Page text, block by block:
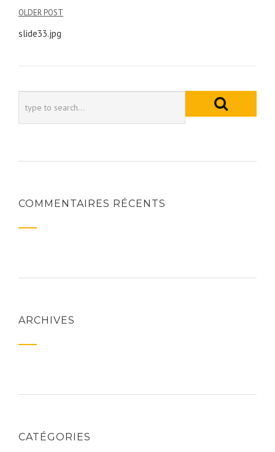
Navigation
de
OLDER POST
slide33.jpg
COMMENTAIRES RÉCENTS
ARCHIVES
CATÉGORIES